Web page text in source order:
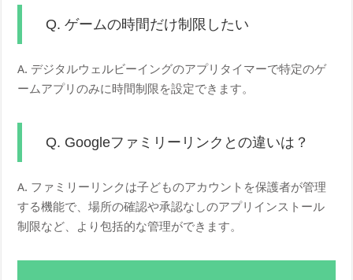
Q. ゲームの時間だけ制限したい
A. デジタルウェルビーイングのアプリタイマーで特定のゲ
ームアプリのみに時間制限を設定できます。
Q. Googleファミリーリンクとの違いは？
A. ファミリーリンクは子どものアカウントを保護者が管理
する機能で、場所の確認や承認なしのアプリインストール
制限など、より包括的な管理ができます。